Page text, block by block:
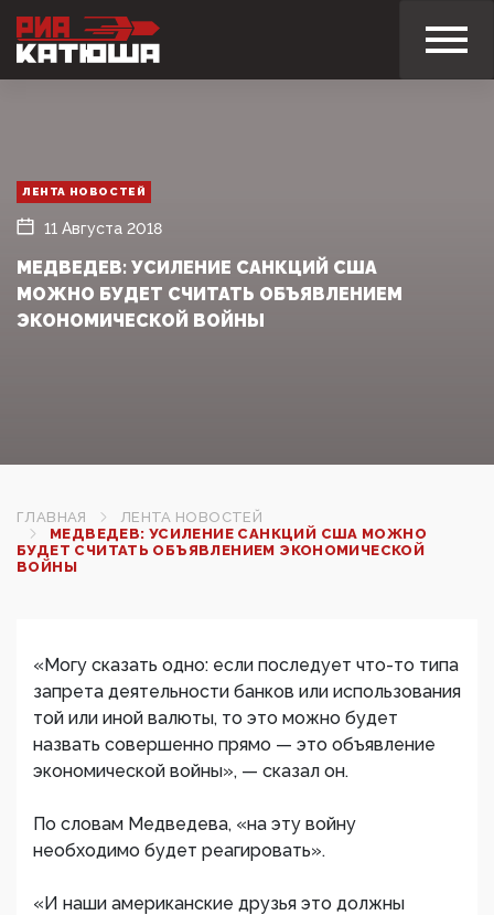
ЛЕНТА НОВОСТЕЙ
11 Августа 2018
МЕДВЕДЕВ: УСИЛЕНИЕ САНКЦИЙ США
МОЖНО БУДЕТ СЧИТАТЬ ОБЪЯВЛЕНИЕМ
ЭКОНОМИЧЕСКОЙ ВОЙНЫ
ГЛАВНАЯ
ЛЕНТА НОВОСТЕЙ
МЕДВЕДЕВ: УСИЛЕНИЕ САНКЦИЙ США МОЖНО
БУДЕТ СЧИТАТЬ ОБЪЯВЛЕНИЕМ ЭКОНОМИЧЕСКОЙ
ВОЙНЫ
«Могу сказать одно: если последует что-то типа
запрета деятельности банков или использования
той или иной валюты, то это можно будет
назвать совершенно прямо — это объявление
экономической войны», — сказал он.
По словам Медведева, «на эту войну
необходимо будет реагировать».
«И наши американские друзья это должны